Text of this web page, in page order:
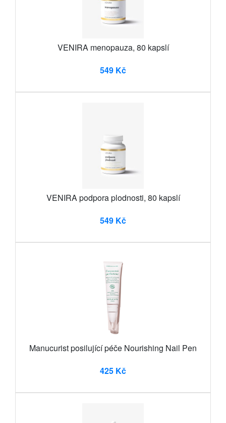
VENIRA menopauza, 80 kapslí
549 Kč
VENIRA podpora plodnosti, 80 kapslí
549 Kč
Manucurist posilující péče Nourishing Nail Pen
425 Kč